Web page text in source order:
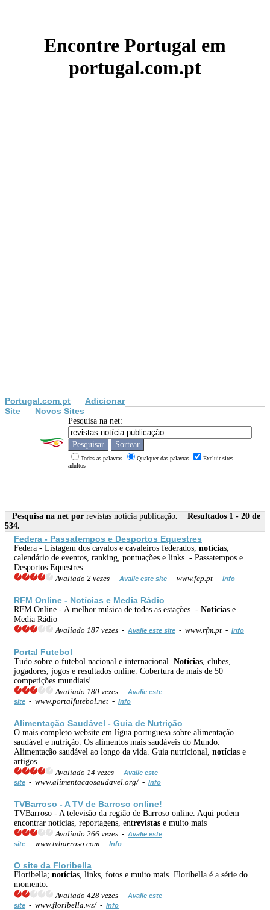
Encontre Portugal em
portugal.com.pt
Portugal.com.pt
Adicionar
Site
Novos Sites
Pesquisa na net:
Todas as palavras Qualquer das palavras
Excluir sites
adultos
Pesquisa na net por revistas notícia publicação. Resultados 1 - 20 de
534.
Federa - Passatempos e Desportos Equestres
Federa - Listagem dos cavalos e cavaleiros federados, notícias,
calendário de eventos, ranking, pontuações e links. - Passatempos e
Desportos Equestres
Avaliado 2 vezes - Avalie este site - www.fep.pt - Info
RFM Online - Notícias e Media Rádio
RFM Online - A melhor música de todas as estações. - Notícias e
Media Rádio
Avaliado 187 vezes - Avalie este site - www.rfm.pt - Info
Portal Futebol
Tudo sobre o futebol nacional e internacional. Notícias, clubes,
jogadores, jogos e resultados online. Cobertura de mais de 50
competições mundiais!
Avaliado 180 vezes - Avalie este
site - www.portalfutebol.net - Info
Alimentação Saudável - Guia de Nutrição
O mais completo website em lígua portuguesa sobre alimentação
saudável e nutrição. Os alimentos mais saudáveis do Mundo.
Alimentação saudável ao longo da vida. Guia nutricional, notícias e
artigos.
Avaliado 14 vezes - Avalie este
site - www.alimentacaosaudavel.org/ - Info
TVBarroso - A TV de Barroso online!
TVBarroso - A televisão da região de Barroso online. Aqui podem
encontrar noticias, reportagens, entrevistas e muito mais
Avaliado 266 vezes - Avalie este
site - www.tvbarroso.com - Info
O site da Floribella
Floribella; notícias, links, fotos e muito mais. Floribella é a série do
momento.
Avaliado 428 vezes - Avalie este
site - www.floribella.ws/ - Info